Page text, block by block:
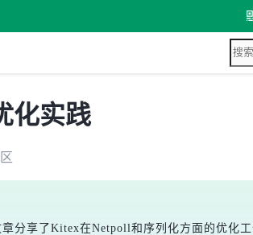
化实践
分享了Kitex在Netpoll和序列化方面的优化